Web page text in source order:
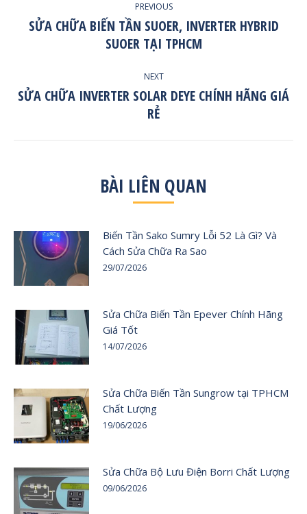
NAVIGATION
PREVIOUS
Previous
post:
SỬA CHỮA BIẾN TẦN SUOER, INVERTER HYBRID
SUOER TẠI TPHCM
NEXT
Next
post:
SỬA CHỮA INVERTER SOLAR DEYE CHÍNH HÃNG GIÁ
RẺ
BÀI LIÊN QUAN
Biến Tần Sako Sumry Lỗi 52 Là Gì? Và
Cách Sửa Chữa Ra Sao
29/07/2026
Sửa Chữa Biến Tần Epever Chính Hãng
Giá Tốt
14/07/2026
Sửa Chữa Biến Tần Sungrow tại TPHCM
Chất Lượng
19/06/2026
Sửa Chữa Bộ Lưu Điện Borri Chất Lượng
09/06/2026